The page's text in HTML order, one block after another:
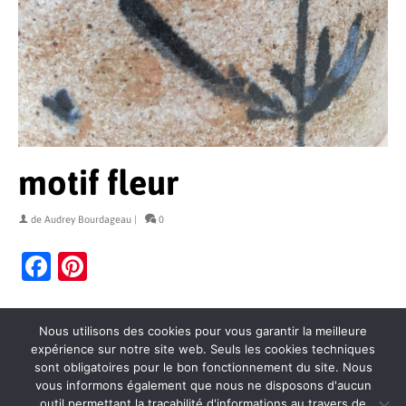
motif fleur
de Audrey Bourdageau | 0
Facebook
Nous utilisons des cookies pour vous garantir la meilleure
expérience sur notre site web. Seuls les cookies techniques
sont obligatoires pour le bon fonctionnement du site. Nous
vous informons également que nous ne disposons d'aucun